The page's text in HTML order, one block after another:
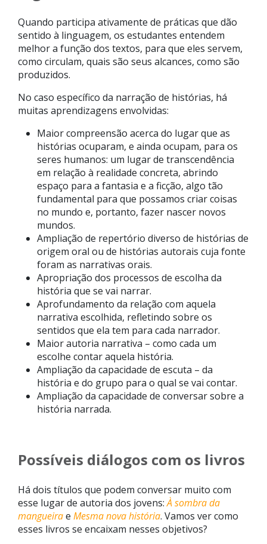
Quando participa ativamente de práticas que dão
sentido à linguagem, os estudantes entendem
melhor a função dos textos, para que eles servem,
como circulam, quais são seus alcances, como são
produzidos.
No caso específico da narração de histórias, há
muitas aprendizagens envolvidas:
Maior compreensão acerca do lugar que as
histórias ocuparam, e ainda ocupam, para os
seres humanos: um lugar de transcendência
em relação à realidade concreta, abrindo
espaço para a fantasia e a ficção, algo tão
fundamental para que possamos criar coisas
no mundo e, portanto, fazer nascer novos
mundos.
Ampliação de repertório diverso de histórias de
origem oral ou de histórias autorais cuja fonte
foram as narrativas orais.
Apropriação dos processos de escolha da
história que se vai narrar.
Aprofundamento da relação com aquela
narrativa escolhida, refletindo sobre os
sentidos que ela tem para cada narrador.
Maior autoria narrativa – como cada um
escolhe contar aquela história.
Ampliação da capacidade de escuta – da
história e do grupo para o qual se vai contar.
Ampliação da capacidade de conversar sobre a
história narrada.
Possíveis diálogos com os livros
Há dois títulos que podem conversar muito com
esse lugar de autoria dos jovens:À sombra da
mangueirae Mesma nova história. Vamos ver como
esses livros se encaixam nesses objetivos?